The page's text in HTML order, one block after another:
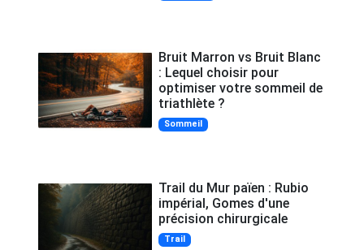
Bruit Marron vs Bruit Blanc
: Lequel choisir pour
optimiser votre sommeil de
triathlète ?
Sommeil
Trail du Mur païen : Rubio
impérial, Gomes d'une
précision chirurgicale
Trail